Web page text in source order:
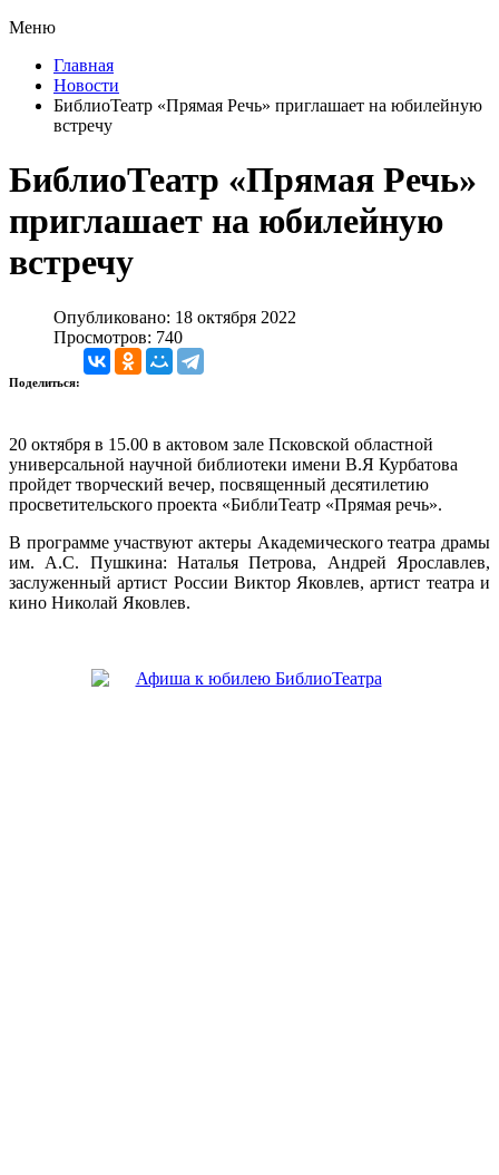
Меню
Главная
Новости
БиблиоТеатр «Прямая Речь» приглашает на юбилейную
встречу
БиблиоТеатр «Прямая Речь»
приглашает на юбилейную
встречу
Опубликовано: 18 октября 2022
Просмотров: 740
Поделиться:
20 октября в 15.00 в актовом зале Псковской областной
универсальной научной библиотеки имени В.Я Курбатова
пройдет творческий вечер, посвященный десятилетию
просветительского проекта «БиблиТеатр «Прямая речь».
В программе участвуют актеры Академического театра драмы
им. А.С. Пушкина: Наталья Петрова, Андрей Ярославлев,
заслуженный артист России Виктор Яковлев, артист театра и
кино Николай Яковлев.